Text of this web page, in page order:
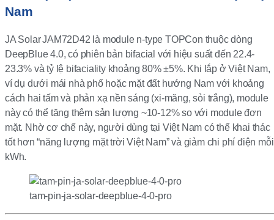
Nam
JA Solar JAM72D42 là module n-type TOPCon thuộc dòng
DeepBlue 4.0, có phiên bản bifacial với hiệu suất đến 22.4-
23.3% và tỷ lệ bifaciality khoảng 80% ±5%. Khi lắp ở Việt Nam,
ví dụ dưới mái nhà phố hoặc mặt đất hướng Nam với khoảng
cách hai tấm và phản xạ nền sáng (xi-măng, sỏi trắng), module
này có thể tăng thêm sản lượng ~10-12% so với module đơn
mặt. Nhờ cơ chế này, người dùng tại Việt Nam có thể khai thác
tốt hơn “năng lượng mặt trời Việt Nam” và giảm chi phí điện mỗi
kWh.
tam-pin-ja-solar-deepblue-4-0-pro